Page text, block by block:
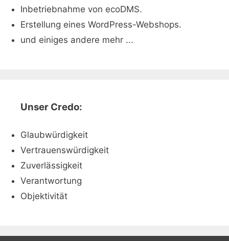
Inbetriebnahme von ecoDMS.
Erstellung eines WordPress-Webshops.
und einiges andere mehr ...
Unser Credo:
Glaubwürdigkeit
Vertrauenswürdigkeit
Zuverlässigkeit
Verantwortung
Objektivität